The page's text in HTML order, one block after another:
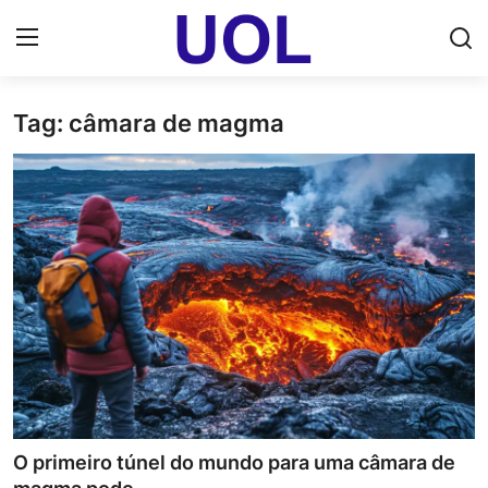
Login Registrar
Home
UOL Email Entrar
UOL ADS
Uol pt Bate Papo Gratis
Mundo
Economia
Dólar Cotação de Hoje
Tag: câmara de magma
O primeiro túnel do mundo para uma câmara de